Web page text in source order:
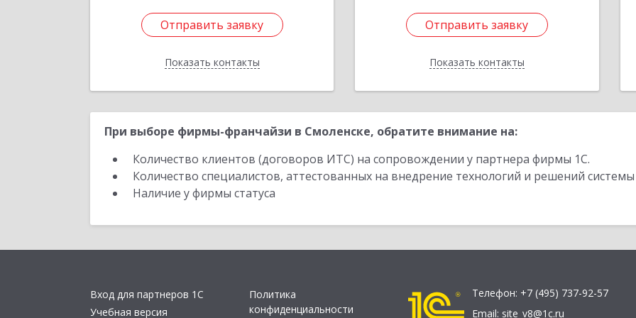
Отправить заявку
Показать контакты
Отправить заявку
Назад
Отправить заявку
Показать контакты
Отправить заявку
Назад
При выборе фирмы-франчайзи в Смоленске, обратите внимание на:
Количество клиентов (договоров ИТС) на сопровождении у партнера фирмы 1С.
Количество специалистов, аттестованных на внедрение технологий и решений
Наличие у фирмы статуса
Вход для партнеров 1С
Учебная версия
Политика
конфиденциальности
Телефон: +7 (495) 737-92-57
Email: site_v8@1c.ru